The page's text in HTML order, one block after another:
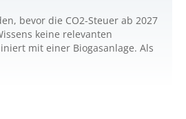
bevor die CO2-Steuer ab 2027
keine relevanten
mit einer Biogasanlage. Als